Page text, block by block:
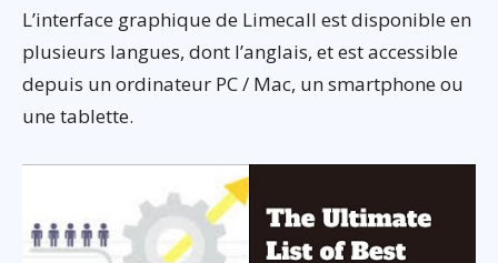
L’interface graphique de Limecall est disponible en
plusieurs langues, dont l’anglais, et est accessible
depuis un ordinateur PC / Mac, un smartphone ou
une tablette.